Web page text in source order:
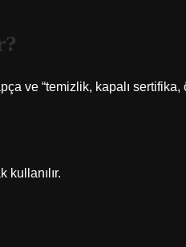
ve “temizlik, kapalı
kullanılır.